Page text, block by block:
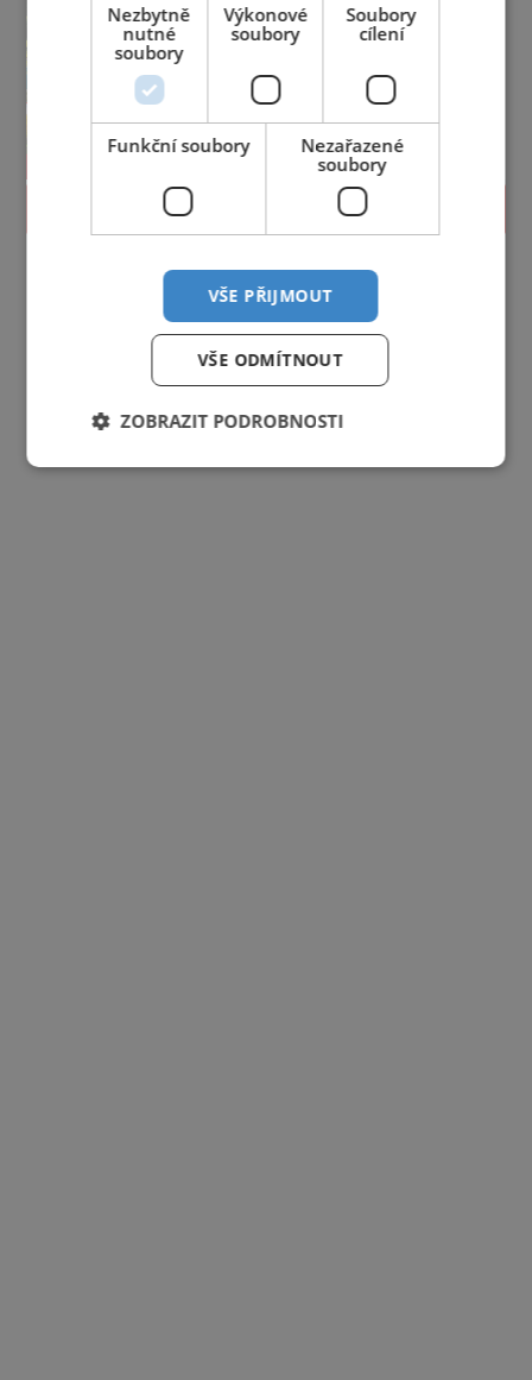
PROLISTOVAT
Nezbytně
nutné
soubory
Výkonové
soubory
Soubory
cílení
Funkční soubory
Nezařazené
soubory
VŠE PŘIJMOUT
VŠE ODMÍTNOUT
ZOBRAZIT PODROBNOSTI